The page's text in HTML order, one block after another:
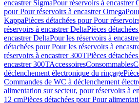
encastrer SigmaPour réservoirs à encastrer
pour Pour réservoirs à encastrer Omega
KappaPièces détachées pour Pour
réservoirs à encastrer DeltaPièces
encastrer DeltaPour les réservoirs à
détachées pour Pour les réservoirs à
réservoirs à encastrer 300TPièces
encastrer 300TAccessoiresConsommables
déclenchement électronique du rinçage
Commandes de WC à déclenchement
alimentation sur secteur, pour réservoirs à
12 cmPièces détachées pour Pour